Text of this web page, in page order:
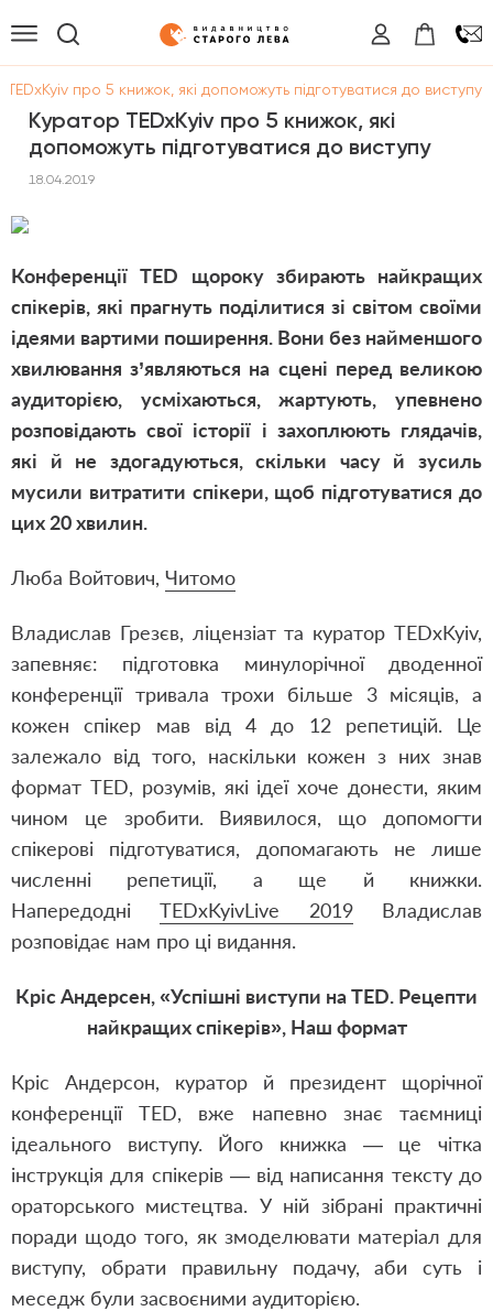
про 5 книжок, які допоможуть підготуватися до виступу
Куратор TEDxKyiv про 5 книжок, які
допоможуть підготуватися до виступу
18.04.2019
Конференції TED щороку збирають найкращих
спікерів, які прагнуть поділитися зі світом своїми
ідеями вартими поширення. Вони без найменшого
хвилювання з’являються на сцені перед великою
аудиторією, усміхаються, жартують, упевнено
розповідають свої історії і захоплюють глядачів,
які й не здогадуються, скільки часу й зусиль
мусили витратити спікери, щоб підготуватися до
цих 20 хвилин.
Люба Войтович, Читомо
Владислав Грезєв, ліцензіат та куратор TEDxKyiv,
запевняє: підготовка минулорічної дводенної
конференції тривала трохи більше 3 місяців, а
кожен спікер мав від 4 до 12 репетицій. Це
залежало від того, наскільки кожен з них знав
формат TED, розумів, які ідеї хоче донести, яким
чином це зробити. Виявилося, що допомогти
спікерові підготуватися, допомагають не лише
численні репетиції, а ще й книжки.
НапередодніTEDxKyivLive 2019Владислав
розповідає нам про ці видання.
Кріс Андерсен, «Успішні виступи на TED. Рецепти
найкращих спікерів», Наш формат
Кріс Андерсон, куратор й президент щорічної
конференції TED, вже напевно знає таємниці
ідеального виступу. Його книжка — це чітка
інструкція для спікерів — від написання тексту до
ораторського мистецтва. У ній зібрані практичні
поради щодо того, як змоделювати матеріал для
виступу, обрати правильну подачу, аби суть і
меседж були засвоєними аудиторією.